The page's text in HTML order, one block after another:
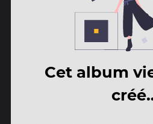
Cet album